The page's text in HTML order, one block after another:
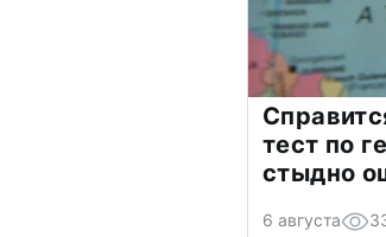
тест по
стыдно
6 августа